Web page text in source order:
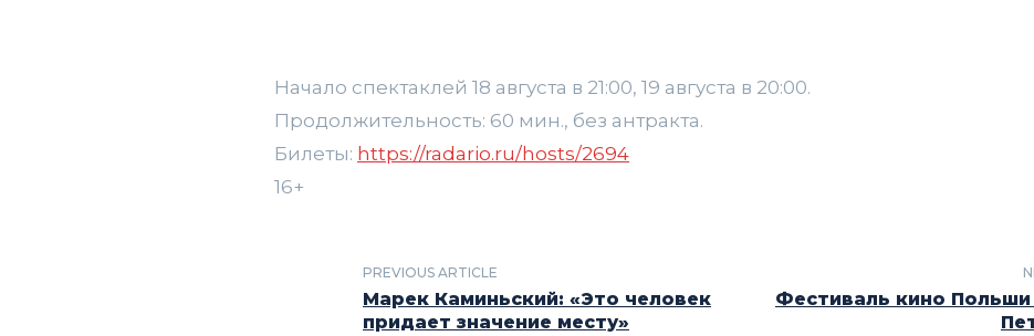
Начало спектаклей 18 августа в 21:00, 19 августа в 20:00.
Продолжительность: 60 мин., без антракта.
Билеты: https://radario.ru/hosts/2694
16+
PREVIOUS ARTICLE
Марек Каминьский: «Это человек
придает значение месту»
Фестиваль кино Польши